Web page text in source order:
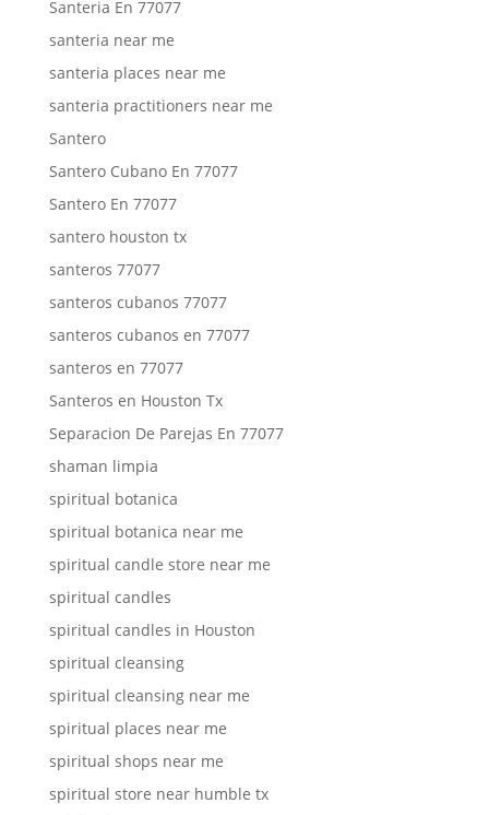
Santeria En 77077
santeria near me
santeria places near me
santeria practitioners near me
Santero
Santero Cubano En 77077
Santero En 77077
santero houston tx
santeros 77077
santeros cubanos 77077
santeros cubanos en 77077
santeros en 77077
Santeros en Houston Tx
Separacion De Parejas En 77077
shaman limpia
spiritual botanica
spiritual botanica near me
spiritual candle store near me
spiritual candles
spiritual candles in Houston
spiritual cleansing
spiritual cleansing near me
spiritual places near me
spiritual shops near me
spiritual store near humble tx